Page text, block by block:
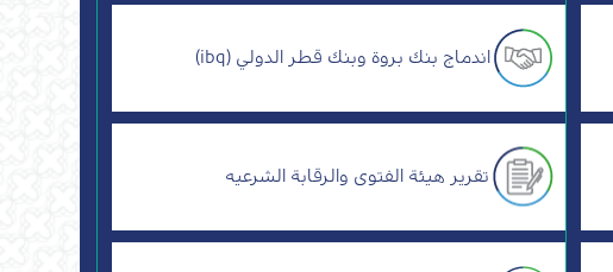
اندماج بنك بروة وبنك قطر الدولي (ibq)
تقرير هيئة الفتوى والرقابة الشرعيه